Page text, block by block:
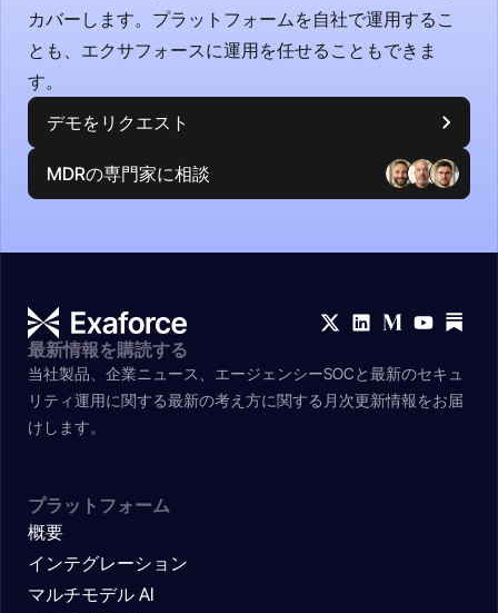
カバーします。プラットフォームを自社で運用するこ
とも、エクサフォースに運用を任せることもできま
す。
デモをリクエスト
MDRの専門家に相談
最新情報を購読する
当社製品、企業ニュース、エージェンシーSOCと最新のセキュ
リティ運用に関する最新の考え方に関する月次更新情報をお届
けします。
プラットフォーム
概要
インテグレーション
マルチモデル AI